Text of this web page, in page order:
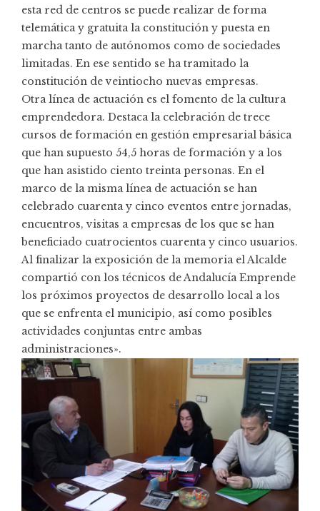
esta red de centros se puede realizar de forma
telemática y gratuita la constitución y puesta en
marcha tanto de autónomos como de sociedades
limitadas. En ese sentido se ha tramitado la
constitución de veintiocho nuevas empresas.
Otra línea de actuación es el fomento de la cultura
emprendedora. Destaca la celebración de trece
cursos de formación en gestión empresarial básica
que han supuesto 54,5 horas de formación y a los
que han asistido ciento treinta personas. En el
marco de la misma línea de actuación se han
celebrado cuarenta y cinco eventos entre jornadas,
encuentros, visitas a empresas de los que se han
beneficiado cuatrocientos cuarenta y cinco usuarios.
Al finalizar la exposición de la memoria el Alcalde
compartió con los técnicos de Andalucía Emprende
los próximos proyectos de desarrollo local a los
que se enfrenta el municipio, así como posibles
actividades conjuntas entre ambas
administraciones».